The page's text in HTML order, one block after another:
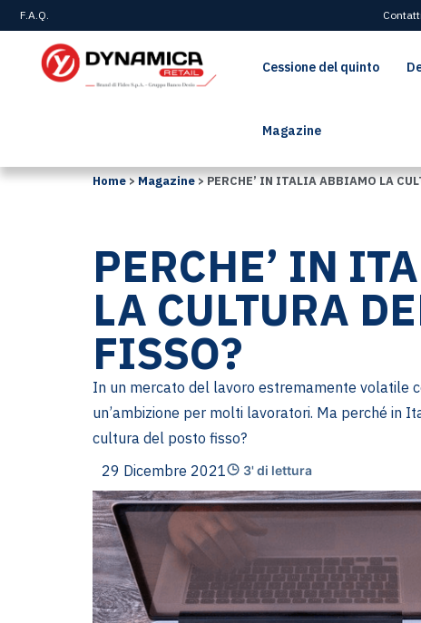
F.A.Q. Contatti
Cessione del quinto
Magazine
Home>Magazine>PERCHE’ IN ITALIA ABBIAMO LA
PERCHE’ IN
LA CULTURA
FISSO?
In un mercato del lavoro estremamente volatile
un’ambizione per molti lavoratori. Ma perché in
cultura del posto fisso?
29 Dicembre 2021
3' di lettura